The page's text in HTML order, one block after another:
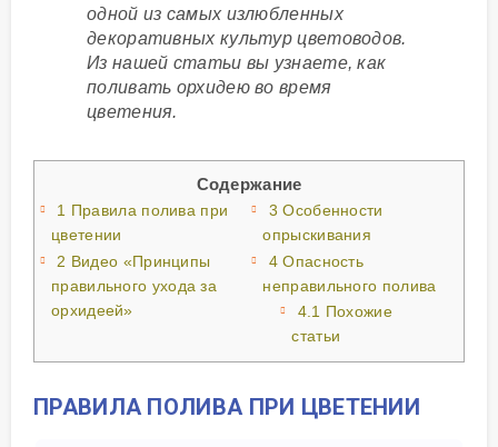
одной из самых излюбленных
декоративных культур цветоводов.
Из нашей статьи вы узнаете, как
поливать орхидею во время
цветения.
Содержание
1 Правила полива при
цветении
2 Видео «Принципы
правильного ухода за
орхидеей»
3 Особенности
опрыскивания
4 Опасность
неправильного полива
4.1 Похожие
статьи
ПРАВИЛА ПОЛИВА ПРИ ЦВЕТЕНИИ